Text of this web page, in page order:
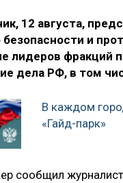
12 августа,
безопасности и
лидеров фракций
дела РФ, в том
В каждом
«Гайд-парк»
сообщил